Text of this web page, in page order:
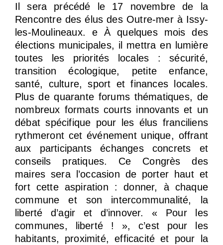
Il sera précédé le 17 novembre de la
Rencontre des élus des Outre-mer à Issy-
les-Moulineaux. e À quelques mois des
élections municipales, il mettra en lumière
toutes les priorités locales : sécurité,
transition écologique, petite enfance,
santé, culture, sport et finances locales.
Plus de quarante forums thématiques, de
nombreux formats courts innovants et un
débat spécifique pour les élus franciliens
rythmeront cet événement unique, offrant
aux participants échanges concrets et
conseils pratiques. Ce Congrès des
maires sera l’occasion de porter haut et
fort cette aspiration : donner, à chaque
commune et son intercommunalité, la
liberté d’agir et d’innover. « Pour les
communes, liberté ! », c’est pour les
habitants, proximité, efficacité et pour la